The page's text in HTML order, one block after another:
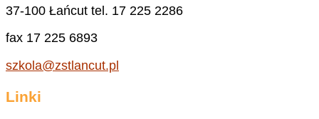
37-100 Łańcut tel. 17 225 2286
fax 17 225 6893
szkola@zstlancut.pl
Linki